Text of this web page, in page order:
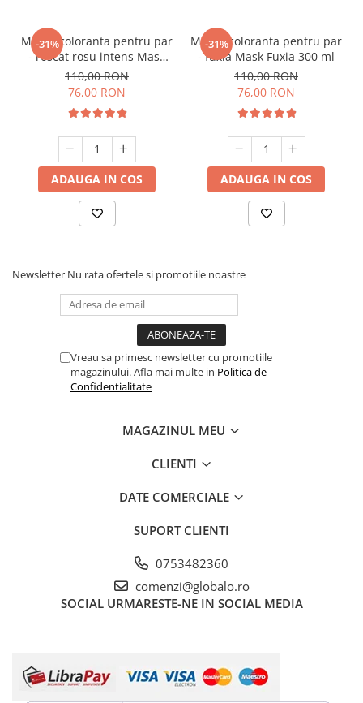
-31%
Masca coloranta pentru par
- roscat rosu intens Mask
Intense Red 300 ml
110,00 RON
76,00 RON
ADAUGA IN COS
-31%
Masca coloranta pentru par
- fuxia Mask Fuxia 300 ml
110,00 RON
76,00 RON
ADAUGA IN COS
Newsletter Nu rata ofertele si promotiile noastre
Vreau sa primesc newsletter cu promotiile
magazinului. Afla mai multe in Politica de
Confidentialitate
MAGAZINUL MEU
CLIENTI
DATE COMERCIALE
SUPORT CLIENTI
0753482360
comenzi@globalo.ro
SOCIAL URMARESTE-NE IN SOCIAL MEDIA